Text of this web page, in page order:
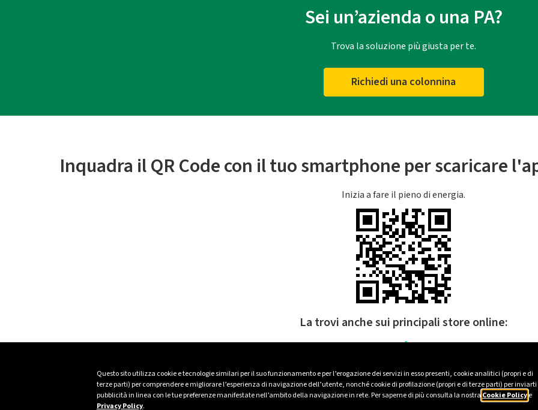
Questo sito utilizza cookie e tecnologie similari per il suo funzionamento e per l’erogazione dei servizi in esso presenti, cookie analitici (propri e di
terze parti) per comprendere e migliorare l’esperienza di navigazione dell’utente, nonché cookie di profilazione (propri e di terze parti) per inviarti
pubblicità in linea con le tue preferenze manifestate nell’ambito della navigazione in rete. Per saperne di più consulta la nostra Cookie Policye
Privacy Policy.
Sei un’azienda o una PA?
Trova la soluzione più giusta per te.
Richiedi una colonnina
Inquadra il QR Code con il tuo smartphone per scaricare
Inizia a fare il pieno di energia.
La trovi anche sui principali store online: